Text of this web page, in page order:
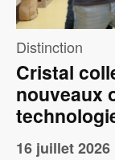
Distinction
Cristal
nouveaux
16 juillet 2026